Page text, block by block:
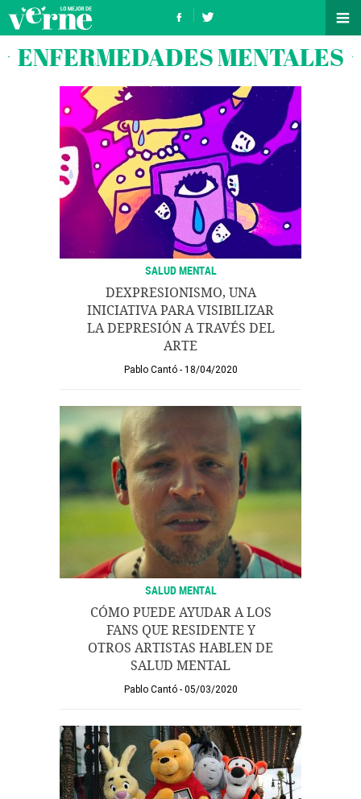
ENFERMEDADES MENTALES
SALUD MENTAL
DEXPRESIONISMO, UNA
INICIATIVA PARA VISIBILIZAR
LA DEPRESIÓN A TRAVÉS DEL
ARTE
Pablo Cantó 18/04/2020
SALUD MENTAL
CÓMO PUEDE AYUDAR A LOS
FANS QUE RESIDENTE Y
OTROS ARTISTAS HABLEN DE
SALUD MENTAL
Pablo Cantó 05/03/2020